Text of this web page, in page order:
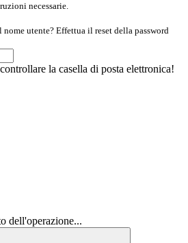
necessarie.
utente? Effettua il reset della password
la casella di posta elettronica!
dell'operazione...